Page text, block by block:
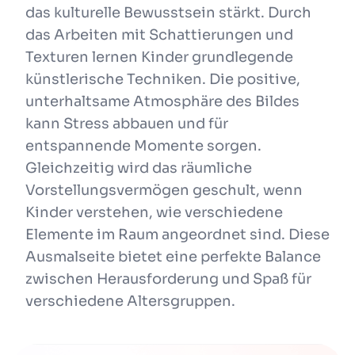
das kulturelle Bewusstsein stärkt. Durch
das Arbeiten mit Schattierungen und
Texturen lernen Kinder grundlegende
künstlerische Techniken. Die positive,
unterhaltsame Atmosphäre des Bildes
kann Stress abbauen und für
entspannende Momente sorgen.
Gleichzeitig wird das räumliche
Vorstellungsvermögen geschult, wenn
Kinder verstehen, wie verschiedene
Elemente im Raum angeordnet sind. Diese
Ausmalseite bietet eine perfekte Balance
zwischen Herausforderung und Spaß für
verschiedene Altersgruppen.